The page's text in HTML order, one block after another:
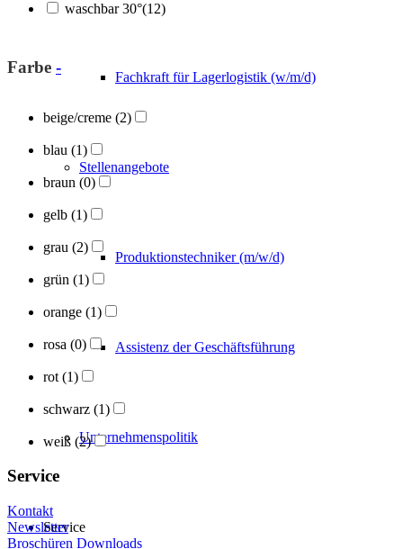
Fachkraft für Lagerlogistik (w/m/d)
Stellenangebote
Produktionstechniker (m/w/d)
Assistenz der Geschäftsführung
Unternehmenspolitik
Service
waschbar 30°(12)
Farbe -
beige/creme (2)
blau (1)
braun (0)
gelb (1)
grau (2)
grün (1)
orange (1)
rosa (0)
rot (1)
schwarz (1)
weiß (2)
Service
Kontakt
Newsletter
Broschüren Downloads